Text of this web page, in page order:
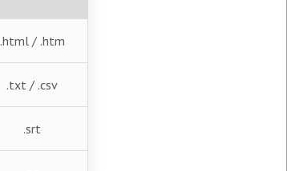
.html / .htm
.txt / .csv
.srt